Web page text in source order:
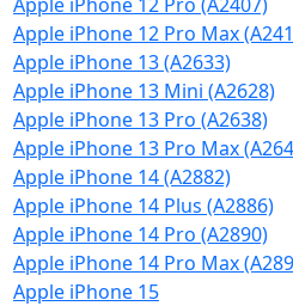
Apple iPhone 12 Pro Max
Apple iPhone 13 (A2633)
Apple iPhone 13 Mini (A2628)
Apple iPhone 13 Pro (A2638)
Apple iPhone 13 Pro Max
Apple iPhone 14 (A2882)
Apple iPhone 14 Plus (A2886)
Apple iPhone 14 Pro (A2890)
Apple iPhone 14 Pro Max
Apple iPhone 15